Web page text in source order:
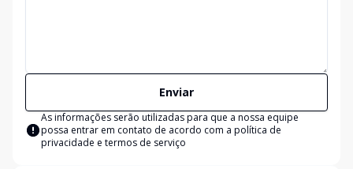
Enviar
As informações serão utilizadas para que a nossa equipe
possa entrar em contato de acordo com a política de
privacidade e termos de serviço